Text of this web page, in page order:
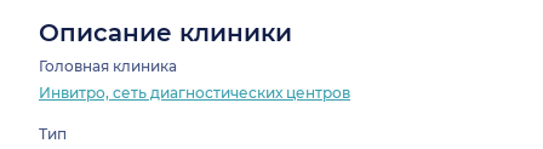
Описание клиники
Головная клиника
Инвитро, сеть диагностических центров
Тип